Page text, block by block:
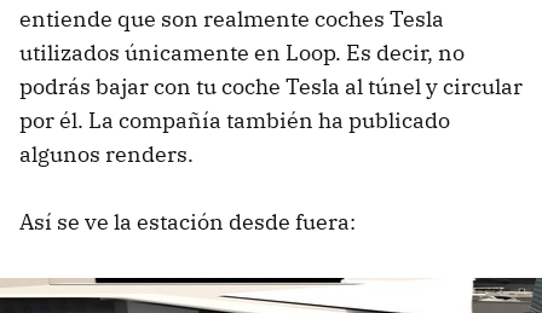
entiende que son realmente coches Tesla
utilizados únicamente en Loop. Es decir, no
podrás bajar con tu coche Tesla al túnel y circular
por él. La compañía también ha publicado
algunos renders.
Así se ve la estación desde fuera: